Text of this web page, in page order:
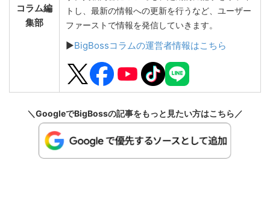
コラム編
集部
トし、最新の情報への更新を行うなど、ユーザー
ファーストで情報を発信していきます。
▶BigBossコラムの運営者情報はこちら
＼GoogleでBigBossの記事をもっと見たい方はこちら／